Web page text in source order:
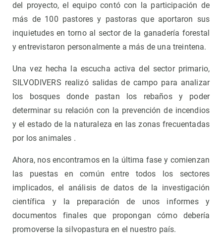
del proyecto, el equipo contó con la participación de
más de 100 pastores y pastoras que aportaron sus
inquietudes en torno al sector de la ganadería forestal
y entrevistaron personalmente a más de una treintena.
Una vez hecha la escucha activa del sector primario,
SILVODIVERS realizó salidas de campo para analizar
los bosques donde pastan los rebaños y poder
determinar su relación con la prevención de incendios
y el estado de la naturaleza en las zonas frecuentadas
por los animales .
Ahora, nos encontramos en la última fase y comienzan
las puestas en común entre todos los sectores
implicados, el análisis de datos de la investigación
científica y la preparación de unos informes y
documentos finales que propongan cómo debería
promoverse la silvopastura en el nuestro país.